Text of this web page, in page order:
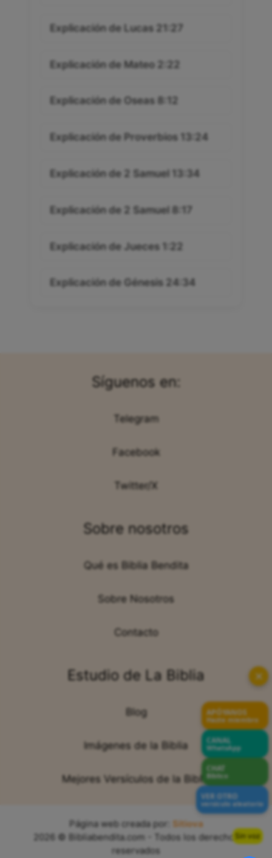
Sin voz
Explicación de Lucas 21:27
Explicación de Mateo 2:22
Explicación de Oseas 8:12
Explicación de Proverbios 13:24
Explicación de 2 Samuel 13:34
Explicación de 2 Samuel 8:17
Explicación de Jueces 1:22
Explicación de Génesis 24:34
Síguenos en:
Telegram
Facebook
Twitter/X
Sobre nosotros
Qué es Biblia Bendita
Sobre Nosotros
Contacto
Estudio de La Biblia
Blog
Imágenes de la Biblia
Mejores Versículos de la Biblia
Página web creada por:
Sitiova
2026 © Bibliabendita.com - Todos los derechos
reservados
✕
APÓYANOS
Hazte miembro
CANAL
WhatsApp
CHAT
Bíblico
VER OTRO
versículo aleatorio